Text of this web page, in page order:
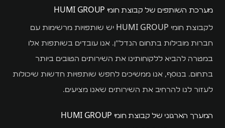
מערכת השותפים של קבוצת חומי HUMI GROUP
לקבוצת חומי HUMI GROUP יש שותפויות מרשימות עם
חברות מובילות בתחום הנדל"ן. אנו עובדים בשותפות אלו
במטרה להביא ללקוחותינו את השירותים הטובים ביותר
בתחום. בנוסף, אנו ממשיכים לחפש שותפויות חדשות שיכולות
לעזור לנו להרחיב את השירותים שאנו מציעים.
המערך הארגוני של קבוצת חומי HUMI GROUP